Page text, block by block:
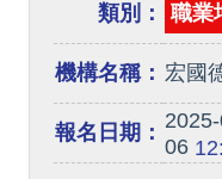
類別：
職業
機構名稱： 宏國
報名日期：
06